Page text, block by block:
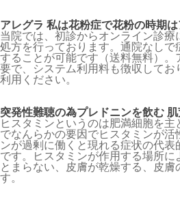
アレグラ 私は花粉症で花粉の時期
当院では、初診からオンライン診
処方を行っております。通院なしで
することが可能です（送料無料）
要で、システム利用料も徴収して
利用ください。
突発性難聴の為プレドニンを飲む
ヒスタミンというのは肥満細胞を
でなんらかの要因でヒスタミンが
ンが過剰に働くと現れる症状の代
です。ヒスタミンが作用する場所
とまらない、皮膚が乾燥する、皮
す。